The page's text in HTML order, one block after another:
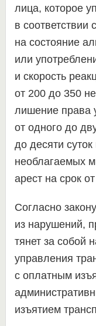
лица, которое
в соответствии
на состояние
или
и скорость
от 200 до 350
лишение права
от одного до
до десяти
необлагаемых
арест на срок
Согласно
из нарушений,
тянет за собой
управления
с оплатным
изъятием